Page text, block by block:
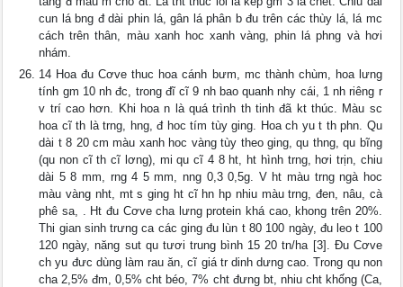
cun lá bng đ dài phin lá, gân lá phân b đu trên các thùy lá, lá mc
cách trên thân, màu xanh hoc xanh vàng, phin lá phng và hơi
nhám.
14 Hoa đu Cơve thuc hoa cánh bưm, mc thành chùm, hoa lưng
tính gm 10 nh đc, trong đĩ cĩ 9 nh bao quanh nhy cái, 1 nh riêng r
v trí cao hơn. Khi hoa n là quá trình th tinh đã kt thúc. Màu sc
hoa cĩ th là trng, hng, đ hoc tím tùy ging. Hoa ch yu t th phn. Qu
dài t 8 20 cm màu xanh hoc vàng tùy theo ging, qu thng, qu bĩng
(qu non cĩ th cĩ lơng), mi qu cĩ 4 8 ht, ht hình trng, hơi trịn, chiu
dài 5 8 mm, rng 4 5 mm, nng 0,3 0,5g. V ht màu trng ngà hoc
màu vàng nht, mt s ging ht cĩ hn hp nhiu màu trng, đen, nâu, cà
phê sa, . Ht đu Cơve cha lưng protein khá cao, khong trên 20%.
Thi gian sinh trưng ca các ging đu lùn t 80 100 ngày, đu leo t 100
120 ngày, năng sut qu tươi trung bình 15 20 tn/ha [3]. Đu Cơve
ch yu đưc dùng làm rau ăn, cĩ giá tr dinh dưng cao. Trong qu non
cha 2,5% đm, 0,5% cht béo, 7% cht đưng bt, nhiu cht khống (Ca,